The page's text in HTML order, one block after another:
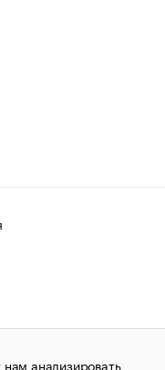
авторских прав
анализировать